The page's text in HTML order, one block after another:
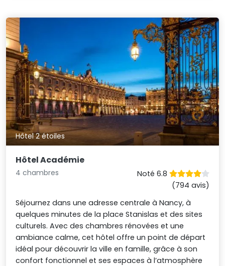
Hôtel 2 étoiles
Hôtel Académie
4 chambres
Noté 6.8
(794 avis)
Séjournez dans une adresse centrale à Nancy, à
quelques minutes de la place Stanislas et des sites
culturels. Avec des chambres rénovées et une
ambiance calme, cet hôtel offre un point de départ
idéal pour découvrir la ville en famille, grâce à son
confort fonctionnel et ses espaces à l’atmosphère